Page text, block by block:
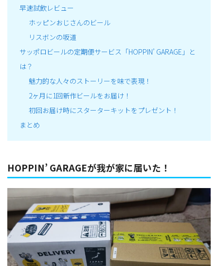
早速試飲レビュー
ホッピンおじさんのビール
リスボンの坂道
サッポロビールの定期便サービス「HOPPIN’ GARAGE」と
は？
魅力的な人々のストーリーを味で表現！
2ヶ月に1回新作ビールをお届け！
初回お届け時にスターターキットをプレゼント！
まとめ
HOPPIN’ GARAGEが我が家に届いた！